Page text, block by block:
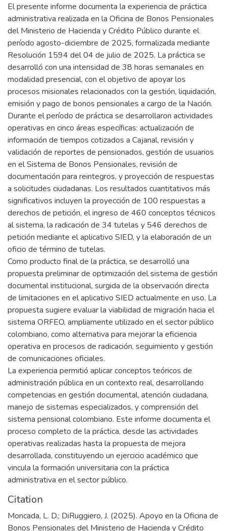
El presente informe documenta la experiencia de práctica
administrativa realizada en la Oficina de Bonos Pensionales
del Ministerio de Hacienda y Crédito Público durante el
período agosto-diciembre de 2025, formalizada mediante
Resolución 1594 del 04 de julio de 2025. La práctica se
desarrolló con una intensidad de 38 horas semanales en
modalidad presencial, con el objetivo de apoyar los
procesos misionales relacionados con la gestión, liquidación,
emisión y pago de bonos pensionales a cargo de la Nación.
Durante el período de práctica se desarrollaron actividades
operativas en cinco áreas específicas: actualización de
información de tiempos cotizados a Cajanal, revisión y
validación de reportes de pensionados, gestión de usuarios
en el Sistema de Bonos Pensionales, revisión de
documentación para reintegros, y proyección de respuestas
a solicitudes ciudadanas. Los resultados cuantitativos más
significativos incluyen la proyección de 100 respuestas a
derechos de petición, el ingreso de 460 conceptos técnicos
al sistema, la radicación de 34 tutelas y 546 derechos de
petición mediante el aplicativo SIED, y la elaboración de un
oficio de término de tutelas.
Como producto final de la práctica, se desarrolló una
propuesta preliminar de optimización del sistema de gestión
documental institucional, surgida de la observación directa
de limitaciones en el aplicativo SIED actualmente en uso. La
propuesta sugiere evaluar la viabilidad de migración hacia el
sistema ORFEO, ampliamente utilizado en el sector público
colombiano, como alternativa para mejorar la eficiencia
operativa en procesos de radicación, seguimiento y gestión
de comunicaciones oficiales.
La experiencia permitió aplicar conceptos teóricos de
administración pública en un contexto real, desarrollando
competencias en gestión documental, atención ciudadana,
manejo de sistemas especializados, y comprensión del
sistema pensional colombiano. Este informe documenta el
proceso completo de la práctica, desde las actividades
operativas realizadas hasta la propuesta de mejora
desarrollada, constituyendo un ejercicio académico que
vincula la formación universitaria con la práctica
administrativa en el sector público.
Citation
Moncada, L. D.; DiRuggiero, J. (2025). Apoyo en la Oficina de
Bonos Pensionales del Ministerio de Hacienda y Crédito